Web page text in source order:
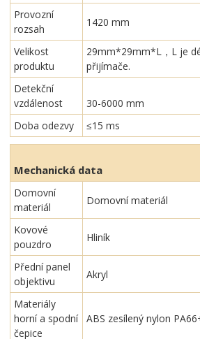
Provozní
rozsah
1420 mm
Velikost
produktu
29mm*29mm*L，L je
přijímače.
Detekční
vzdálenost
30-6000 mm
Doba odezvy
≤15 ms
Mechanická data
Domovní
materiál
Domovní materiál
Kovové
pouzdro
Hliník
Přední panel
objektivu
Akryl
Materiály
horní a spodní
čepice
ABS zesílený nylon